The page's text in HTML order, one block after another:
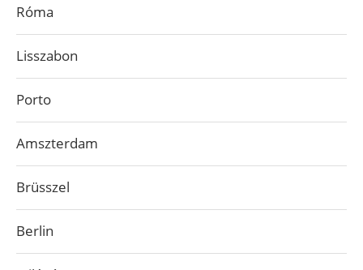
Róma
Lisszabon
Porto
Amszterdam
Brüsszel
Berlin